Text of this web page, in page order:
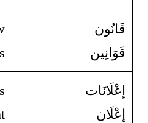
قَانُون
قَوَانِين
إعْلَانَات
إعْلَان